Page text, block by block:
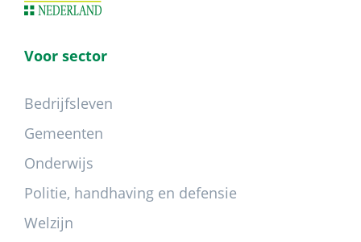
Voor sector
Bedrijfsleven
Gemeenten
Onderwijs
Politie, handhaving en defensie
Welzijn